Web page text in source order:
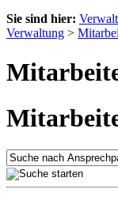
Sie sind hier:
Verwaltung >